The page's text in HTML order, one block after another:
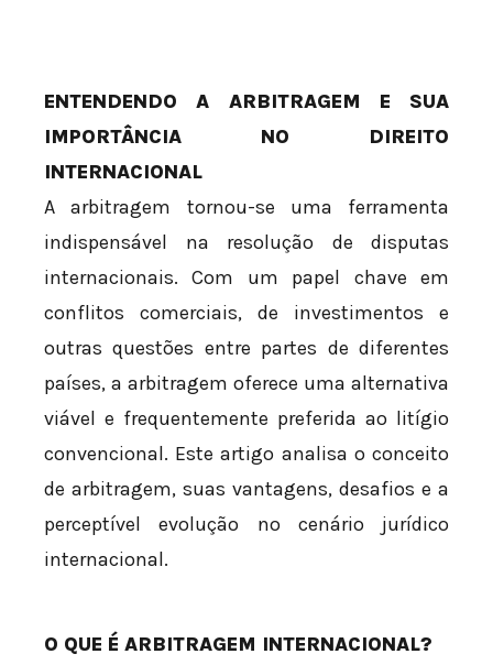
ENTENDENDO A ARBITRAGEM E SUA
IMPORTÂNCIA NO DIREITO
INTERNACIONAL
A arbitragem tornou-se uma ferramenta
indispensável na resolução de disputas
internacionais. Com um papel chave em
conflitos comerciais, de investimentos e
outras questões entre partes de diferentes
países, a arbitragem oferece uma alternativa
viável e frequentemente preferida ao litígio
convencional. Este artigo analisa o conceito
de arbitragem, suas vantagens, desafios e a
perceptível evolução no cenário jurídico
internacional.
O QUE É ARBITRAGEM INTERNACIONAL?